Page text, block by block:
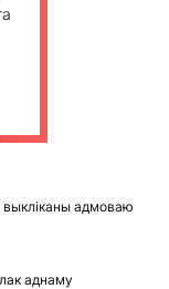
выкліканы адмоваю
аднаму